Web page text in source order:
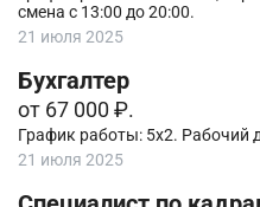
смена с 13:00 до 20:00.
21 июля 2025
Бухгалтер
от 67 000 ₽.
График работы: 5х2. Рабочий
21 июля 2025